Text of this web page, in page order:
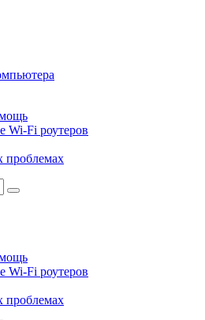
Wi-Fi роутеров
проблемах
Wi-Fi роутеров
проблемах